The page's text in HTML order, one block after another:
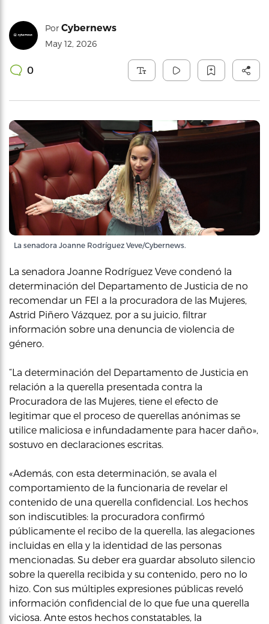
Por Cybernews
May 12, 2026
0
La senadora Joanne Rodríguez Veve/Cybernews.
La senadora Joanne Rodríguez Veve condenó la
determinación del Departamento de Justicia de no
recomendar un FEI a la procuradora de las Mujeres,
Astrid Piñero Vázquez, por a su juicio, filtrar
información sobre una denuncia de violencia de
género.
“La determinación del Departamento de Justicia en
relación a la querella presentada contra la
Procuradora de las Mujeres, tiene el efecto de
legitimar que el proceso de querellas anónimas se
utilice maliciosa e infundadamente para hacer daño»,
sostuvo en declaraciones escritas.
«Además, con esta determinación, se avala el
comportamiento de la funcionaria de revelar el
contenido de una querella confidencial. Los hechos
son indiscutibles: la procuradora confirmó
públicamente el recibo de la querella, las alegaciones
incluidas en ella y la identidad de las personas
mencionadas. Su deber era guardar absoluto silencio
sobre la querella recibida y su contenido, pero no lo
hizo. Con sus múltiples expresiones públicas reveló
información confidencial de lo que fue una querella
viciosa. Ante estos hechos constatables, la